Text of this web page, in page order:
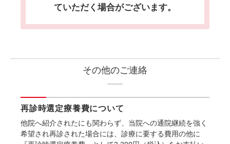
ていただく場合がございます。
その他のご連絡
再診時選定療養費について
他院へ紹介されたにも関わらず、当院への通院継続を強く
希望され再診された場合には、診療に要する費用の他に